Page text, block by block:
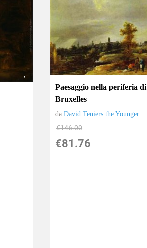
Paesaggio nella periferia di
Bruxelles
daDavid Teniers the Younger
€146.00
€81.76